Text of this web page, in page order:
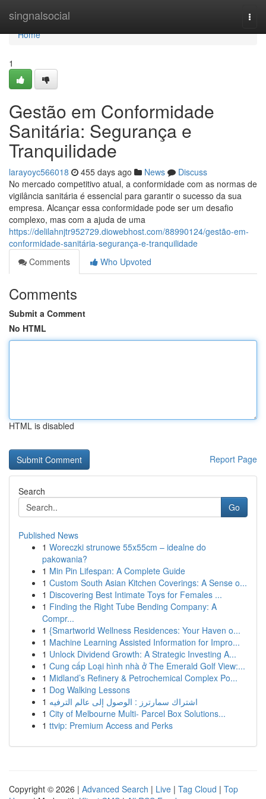
singnalsocial
Home
Home
1
Gestão em Conformidade
Sanitária: Segurança e
Tranquilidade
larayoyc566018 455 days ago News
Discuss
No mercado competitivo atual, a conformidade com as normas de
vigilância sanitária é essencial para garantir o sucesso da sua
empresa. Alcançar essa conformidade pode ser um desafio
complexo, mas com a ajuda de uma
https://delilahnjtr952729.diowebhost.com/88990124/gestão-em-
conformidade-sanitária-segurança-e-tranquilidade
Comments
Who Upvoted
Comments
Submit a Comment
No HTML
HTML is disabled
Report Page
Search
Go
Published News
1 Woreczki strunowe 55x55cm – idealne do
pakowania?
1 Min Pin Lifespan: A Complete Guide
1 Custom South Asian Kitchen Coverings: A Sense o...
1 Discovering Best Intimate Toys for Females ...
1 Finding the Right Tube Bending Company: A
Compr...
1 {Smartworld Wellness Residences: Your Haven o...
1 Machine Learning Assisted Information for Impro...
1 Unlock Dividend Growth: A Strategic Investing A...
1 Cung cấp Loại hình nhà ở The Emerald Golf View:...
1 Midland’s Refinery & Petrochemical Complex Po...
1 Dog Walking Lessons
1 اشتراك سمارترز : الوصول إلى عالم الترفيه
1 City of Melbourne Multi- Parcel Box Solutions...
1 ttvip: Premium Access and Perks
Copyright © 2026 | Advanced Search | Live | Tag Cloud | Top